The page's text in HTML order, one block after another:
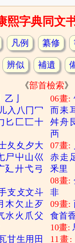
熙字典同文
凡例 纂修
辨似 補遺
《部首檢索》
乙
儿入 八 冂冖
匕 匚匸十
夂 夊 夕大
尸 屮 山巛
廴廾弋弓
支 攴文斗
木 欠止 歹
水 火 爪父
甘生用 田
06畫:
而耒
舛舟
襾
07畫:
赤走
釆里
08畫:
非
09畫:
食首
10畫:
11畫: